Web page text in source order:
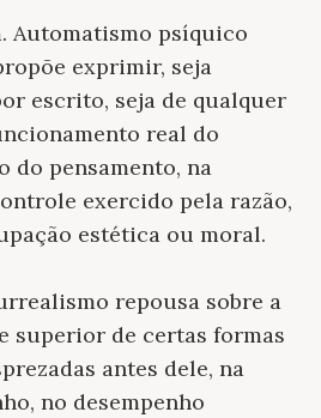
Automatismo psíquico
exprimir, seja
escrito, seja de qualquer
real do
do pensamento, na
exercido pela razão,
estética ou moral.
repousa sobre a
superior de certas formas
antes dele, na
no desempenho